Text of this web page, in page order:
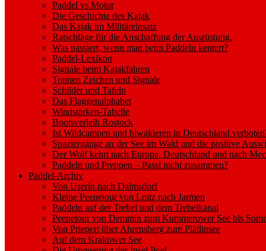
Paddel vs Motor
Die Geschichte des Kajak
Das Kajak im Militäreinsatz
Ratschläge für die Anschaffung der Ausrüstung.
Was passiert, wenn man beim Paddeln kentert?
Paddel-Lexikon
Signale beim Kajakfahren
Tonnen Zeichen und Signale
Schilder und Tafeln
Das Flaggenalphabet
Windstärken-Tabelle
Bootsverleih Rostock
Ist Wildcampen und biwakieren in Deutschland
Spaziergänge an der See im Wald und die positive
Der Wolf kehrt nach Europa, Deutschland und nach
Paddeln und Preppen – Passt nicht zusammen?
Paddel-Archiv
Von Userin nach Dalmsdorf
Kleine Peenetour von Loitz nach Jarmen
Paddeln auf der Trebel und dem Trebelkanal
Peenetour von Demmin zum Kummerower See bis
Von Priepert über Ahrensberg zum Plätlinsee
Auf dem Krakower See